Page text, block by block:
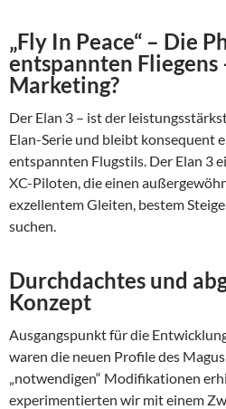
„Fly In Peace“ – Die
entspannten
Marketing?
Der Elan 3 – ist der
Elan-Serie und bleibt konsequent
entspannten Flugstils. Der Elan 3
XC-Piloten, die einen
exzellentem Gleiten, bestem
suchen.
Durchdachtes und
Konzept
Ausgangspunkt für die
waren die neuen Profile des
„notwendigen“ Modifikationen
experimentierten wir mit einem